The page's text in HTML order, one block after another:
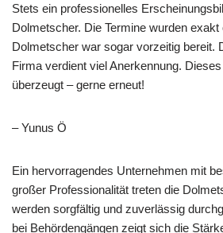
Stets ein professionelles
Dolmetscher. Die Termine wurden exakt
Dolmetscher war sogar vorzeitig bereit.
Firma verdient viel Anerkennung.
überzeugt – gerne erneut!
– Yunus Ö
Ein hervorragendes Unternehmen mit
großer Professionalität treten die
werden sorgfältig und zuverlässig
bei Behördengängen zeigt sich die